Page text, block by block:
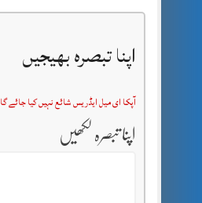
اپنا تبصرہ بھیجیں
آپکا ای میل ایڈریس شائع نہیں کیا جائے گا
اپنا تبصرہ لکھیں